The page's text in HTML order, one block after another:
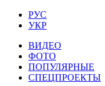
РУС
УКР
ВИДЕО
ФОТО
ПОПУЛЯРНЫЕ
СПЕЦПРОЕКТЫ